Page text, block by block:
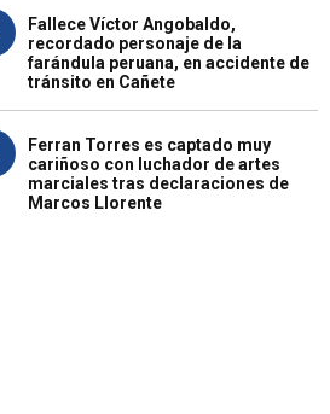
Fallece Víctor Angobaldo,
recordado personaje de la
farándula peruana, en accidente de
tránsito en Cañete
Ferran Torres es captado muy
cariñoso con luchador de artes
marciales tras declaraciones de
Marcos Llorente